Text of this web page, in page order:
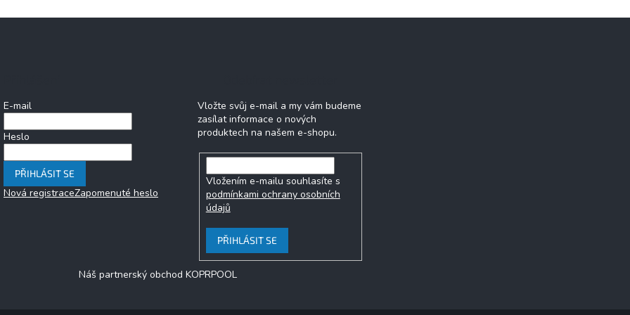
E-mail
Heslo
PŘIHLÁSIT SE
Nová registraceZapomenuté heslo
Vložte svůj e-mail a my vám budeme
zasílat informace o nových
produktech na našem e-shopu.
Vložením e-mailu souhlasíte s
podmínkami ochrany osobních
údajů
PŘIHLÁSIT SE
Náš partnerský obchod KOPRPOOL